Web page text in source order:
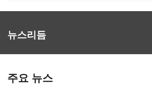
뉴스리듬
주요 뉴스